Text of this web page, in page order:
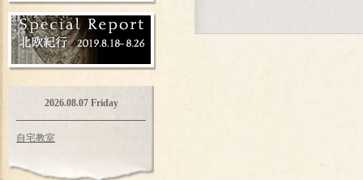
2026.08.07 Friday
自宅教室